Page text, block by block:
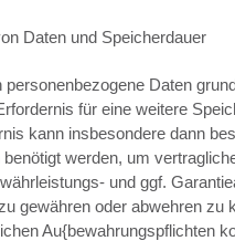
Daten und Speicherdauer
personenbezogene Daten
für eine weitere
kann insbesondere dann
benötigt werden, um
und ggf.
gewähren oder abwehren zu
Au{bewahrungspflichten